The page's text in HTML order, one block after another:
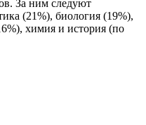
За ним следуют
(21%), биология (19%),
химия и история (по